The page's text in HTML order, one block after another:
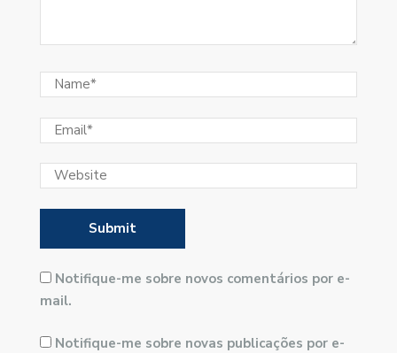
Notifique-me sobre novos comentários por e-
mail.
Notifique-me sobre novas publicações por e-